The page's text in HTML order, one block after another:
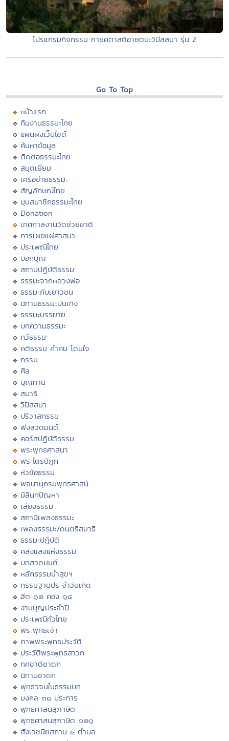
โปรแกรมกิจกรรม กายคตาสติอายตนะวิปัสสนา รุ่น 2
Go To Top
หน้าแรก
ทีมงานธรรมะไทย
แผนผังเว็บไซต์
ค้นหาข้อมูล
ติดต่อธรรมะไทย
สมุดเยี่ยม
เครือข่ายธรรมะ
สัญลักษณ์ไทย
มุมสมาชิกธรรมะไทย
Donation
เทศกาลงานวัดช่วยชาติ
การเผยแผ่ศาสนา
ประเพณีไทย
บอกบุญ
สถานปฏิบัติธรรม
ธรรมะจากหลวงพ่อ
ธรรมะกับเยาวชน
นิทานธรรมะบันเทิง
ธรรมะบรรยาย
บทความธรรมะ
กวีธรรมะ
คติธรรม คำคม โดนใจ
กรรม
ศีล
บุญทาน
สมาธิ
วิปัสสนา
ปริวาสกรรม
ฟังสวดมนต์
คอร์สปฏิบัติธรรม
พระพุทธศาสนา
พระไตรปิฏก
หัวข้อธรรม
พจนานุกรมพุทธศาสน์
มิลินทปัญหา
เสียงธรรม
สถานีเพลงธรรมะ
เพลงธรรมะ/ดนตรีสมาธิ
ธรรมะปฏิบัติ
คลังแสงแห่งธรรม
บทสวดมนต์
หลักธรรมนำสุขฯ
กรรมฐานประจำวันเกิด
ฮีต ๑๒ คอง ๑๔
งานบุญประจำปี
ประเพณีทั่วไทย
พระพุทธเจ้า
ภาพพระพุทธประวัติ
ประวัติพระพุทธสาวก
ทศชาติชาดก
นิทานชาดก
พุทธวจนในธรรมบท
มงคล ๓๘ ประการ
พุทธศาสนสุภาษิต
พุทธศาสนสุภาษิต ๖๒๑
สังเวชนียสถาน ๔ ตำบล